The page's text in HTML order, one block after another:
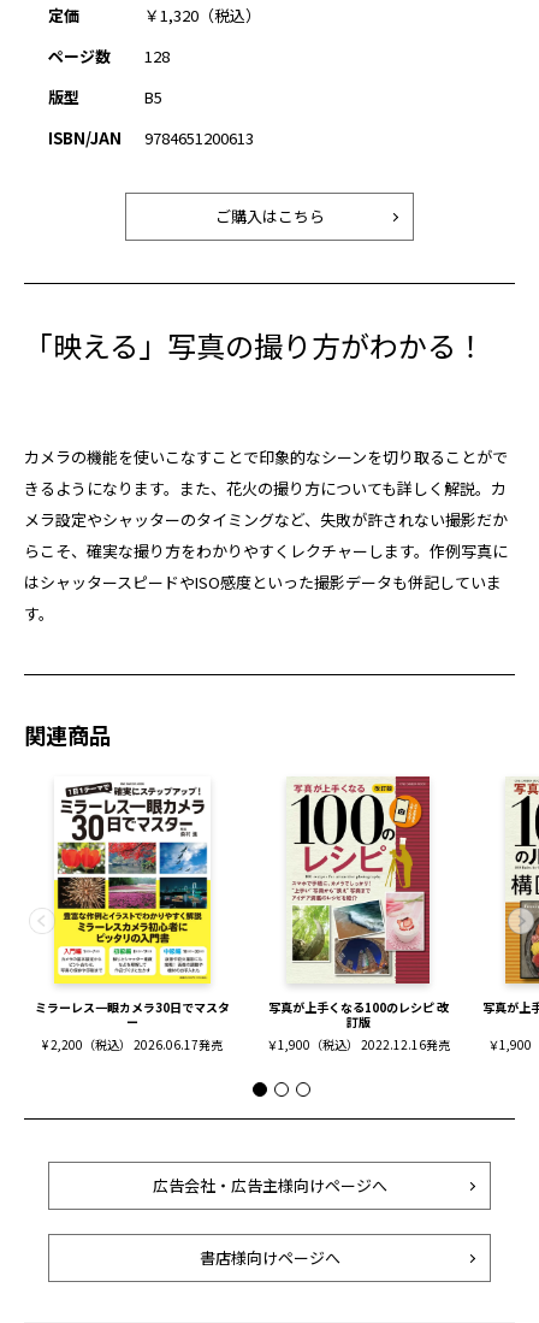
定価
￥1,320（税込）
ページ数
128
版型
B5
ISBN/JAN
9784651200613
ご購入はこちら
「映える」写真の撮り方がわかる！
カメラの機能を使いこなすことで印象的なシーンを切り取ることがで
きるようになります。また、花火の撮り方についても詳しく解説。カ
メラ設定やシャッターのタイミングなど、失敗が許されない撮影だか
らこそ、確実な撮り方をわかりやすくレクチャーします。作例写真に
はシャッタースピードやISO感度といった撮影データも併記していま
す。
関連商品
ミラーレス一眼カメラ30日でマスタ
ー
¥ 2,200（税込） 2026.06.17発売
写真が上手くなる100のレシピ 改
訂版
￥1,900（税込） 2022.12.16発売
写真が上
￥1,900
広告会社・広告主様向けページへ
書店様向けページへ